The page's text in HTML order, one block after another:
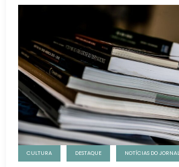
CULTURA DESTAQUE NOTÍCIAS DO JORNAL